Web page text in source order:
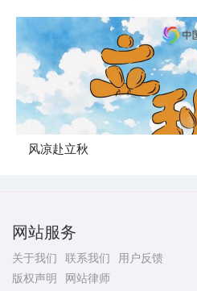
风凉赴立秋
网站服务
关于我们 联系我们
用户反馈
版权声明
网站律师